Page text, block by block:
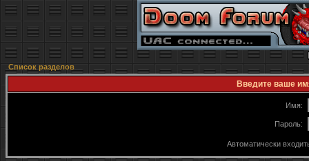
Список разделов
Введите ваше
Имя:
Пароль:
Автоматически